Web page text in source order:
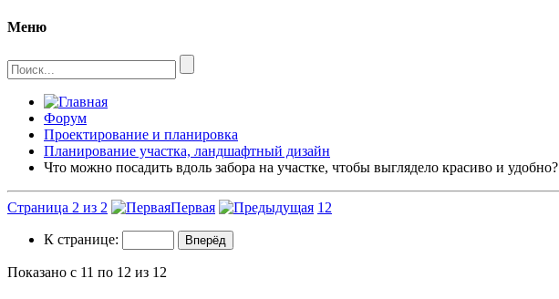
Меню
Форум
Проектирование и планировка
Планирование участка, ландшафтный дизайн
Что можно посадить вдоль забора на участке, чтобы выглядело красиво и удобно?
Страница 2 из 2 Первая 1 2
К странице:
Показано с 11 по 12 из 12